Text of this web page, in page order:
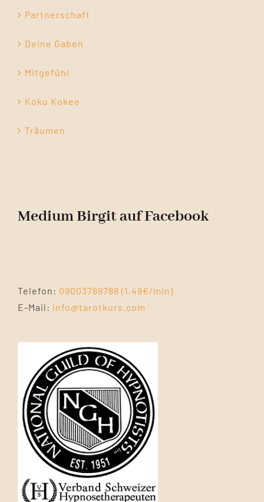
Partnerschaft
Deine Gaben
Mitgefühl
Koku Kokee
Träumen
Medium Birgit auf Facebook
Telefon: 09003789788 (1,49€/min)
E-Mail: info@tarotkurs.com